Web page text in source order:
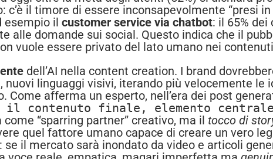
c’è il timore di essere inconsapevolmente “presi
esempio il customer service via chatbot: il 65%
alle domande sui social. Questo indica che il
vuole essere privato del lato umano nei
dell’AI nella content creation. I brand
linguaggi visivi, iterando più velocemente le
afferma un esperto, nell’era dei post
il contenuto finale, elemento
come “sparring partner” creativo, ma il tocco di
quel fattore umano capace di creare un vero
: se il mercato sarà inondato da video e articoli